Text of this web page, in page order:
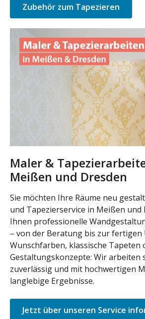
Zubehör zum Tapezieren
Maler &
Meißen und Dresden
Sie möchten Ihre Räume neu
und Tapezierservice in Meißen und
Ihnen professionelle
– von der Beratung bis zur fertigen
Wunschfarben, klassische Tapeten
Gestaltungskonzepte: Wir arbeiten
zuverlässig und mit hochwertigen
langlebige Ergebnisse.
Jetzt über unseren Service